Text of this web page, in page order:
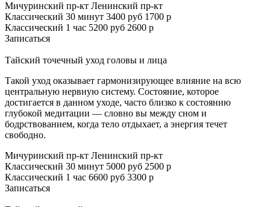
Мичуринский пр-кт Ленинский пр-кт
Классический 30 минут 3400 руб 1700 р
Классический 1 час 5200 руб 2600 р
Записаться
Тайский точечный уход головы и лица
Такой уход оказывает гармонизирующее влияние на всю
центральную нервную систему. Состояние, которое
достигается в данном уходе, часто близко к состоянию
глубокой медитации — словно вы между сном и
бодрствованием, когда тело отдыхает, а энергия течет
свободно.
Мичуринский пр-кт Ленинский пр-кт
Классический 30 минут 5000 руб 2500 р
Классический 1 час 6600 руб 3300 р
Записаться